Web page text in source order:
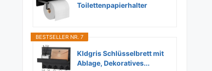
Romane von Robert Harris in der
richtigen Reihenfolge
HeimHelden.de
Toilettenpapierhalter
BESTSELLER NR. 7
Kldgris Schlüsselbrett mit
Ablage, Dekoratives...